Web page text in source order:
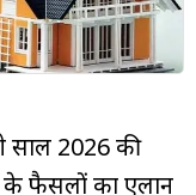
साल 2026 की
के फैसलों का एलान